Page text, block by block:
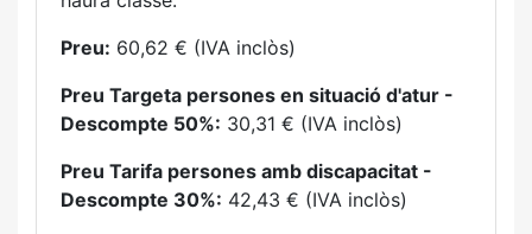
Preu: 60,62 € (IVA inclòs)
Preu Targeta persones en situació d'atur -
Descompte 50%: 30,31 € (IVA inclòs)
Preu Tarifa persones amb discapacitat -
Descompte 30%: 42,43 € (IVA inclòs)